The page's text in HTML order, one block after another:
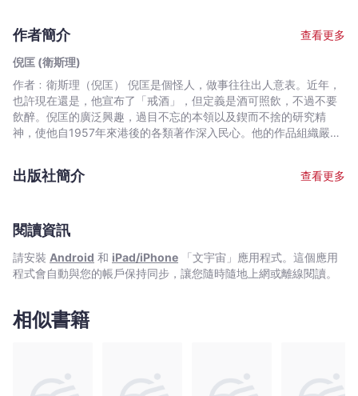
(衛
理)
-
文
宇
Bookniverse
歷程，每人都是探險家，每天都有新的遭遇，沒有人可以例外。
作者簡介
查看更多
倪匡 (衛斯理)
作者﹕衛斯理（倪匡） 倪匡是個怪人，做事往往出人意表。近年，
也許現在還是，他宣布了「戒酒」，但定義是酒可照飲，不過不要
飲醉。倪匡的廣泛興趣，過目不忘的本領以及鍥而不捨的研究精
神，使他自1957年來港後的各類著作深入民心。他的作品組織嚴謹
啟文 從害怕寫作變成天天寫作，從一名編劇變成了小說作者。在接
小說，因為筆下一字一句都能原汁原味送到讀者面前，格外親切。
說系列廣受小讀者歡迎，長踞暢銷書榜。 繪畫﹕余遠鍠 從事多年漫
畫工作。著名作品有﹕《數碼暴龍》（改編自日本著名動畫,行銷全
好書之一）,《動夢成真》（中學電影動畫藝術教材——香港生產力
促進局製作）,《大偵探福爾摩斯》（全港最受歡迎圖畫故事系列，
出版社簡介 查看更多
閱讀資訊
請安裝 Android 和 iPad/iPhone 「文宇宙」應用程式。這個應用
程式會自動與您的帳戶保持同步，讓您隨時隨地上網或離線閱讀。
相似書籍